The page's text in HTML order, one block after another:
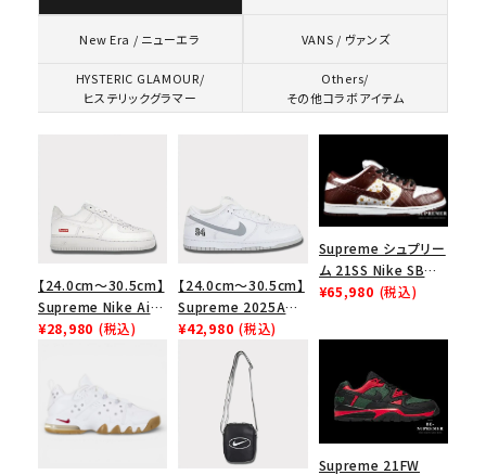
New Era / ニューエラ VANS / ヴァンズ
HYSTERIC GLAMOUR/
ヒステリックグラマー
Others/
その他コラボアイテム
【24.0cm～30.5cm】
Supreme Nike Air
Force 1 Low シュプ
ューズ ホワイト
¥28,980 (税込)
【24.0cm～30.5cm】
Supreme 2025AW
Nike SB Dunk Low
ナイキ SB ダンク ロ
ー スニーカー ホワイ
¥42,980 (税込)
Supreme シュプリー
ム 21SS Nike SB
Dunk Low ナイキSB
¥65,980 (税込)
Supreme 21FW